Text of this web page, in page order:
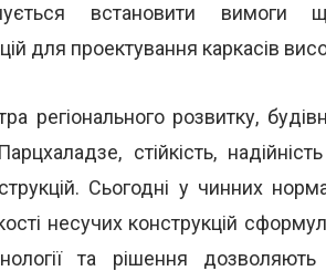
встановити вимоги
для проектування каркасів
регіонального розвитку,
стійкість,
Сьогодні у чинних
несучих конструкцій
та рішення